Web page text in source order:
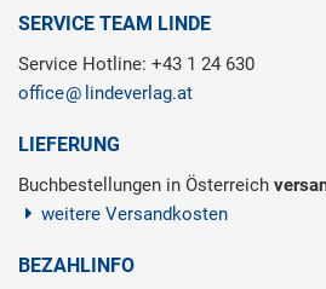
SERVICE TEAM LINDE
Service Hotline: +43 1 24 630
office
lindeverlag.at
LIEFERUNG
Buchbestellungen in Österreich
weitere Versandkosten
BEZAHLINFO